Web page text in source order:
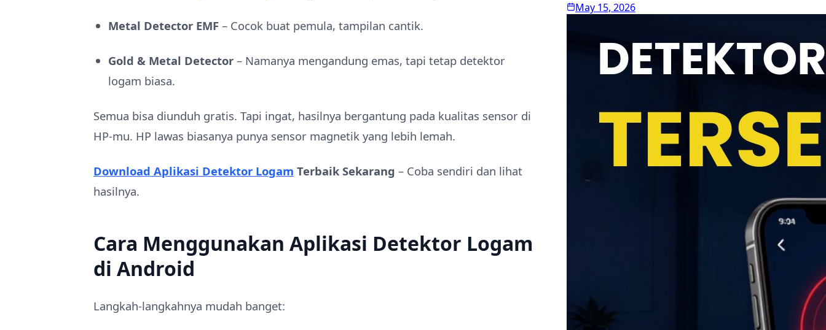
Metal Detector EMF – Cocok buat pemula, tampilan cantik.
Gold & Metal Detector – Namanya mengandung emas, tapi tetap detektor
logam biasa.
Semua bisa diunduh gratis. Tapi ingat, hasilnya bergantung pada kualitas sensor di
HP-mu. HP lawas biasanya punya sensor magnetik yang lebih lemah.
Download Aplikasi Detektor Logam Terbaik Sekarang – Coba sendiri dan lihat
hasilnya.
Cara Menggunakan Aplikasi Detektor Logam
di Android
Langkah-langkahnya mudah banget:
May 15, 2026